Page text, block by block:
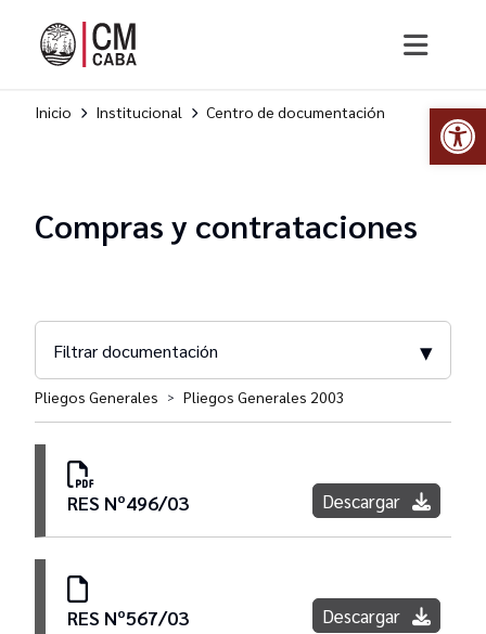
Inicio Institucional Centro de documentación
Compras y contrataciones
Filtrar documentación ▾
Disposiciones DGCyC
Resoluciones SAGyP
Llamados
Pliegos Generales > Pliegos Generales 2003
RES Nº496/03 Descargar
RES Nº567/03 Descargar